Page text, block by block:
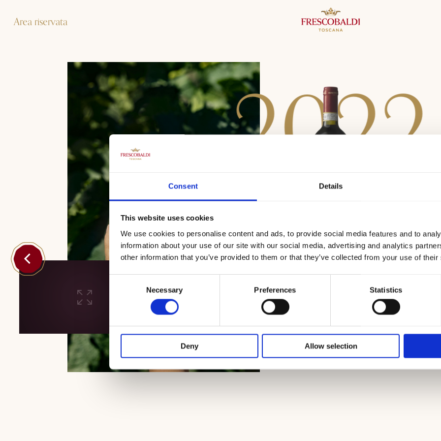
Consent Details
This website uses cookies
We use cookies to personalise content and ads, to provide social media features and to
information about your use of our site with our social media, advertising and analytics
other information that you’ve provided to them or that they’ve collected from your use of
Necessary Preferences Statistics
Deny Allow selection
Area riservata
2022